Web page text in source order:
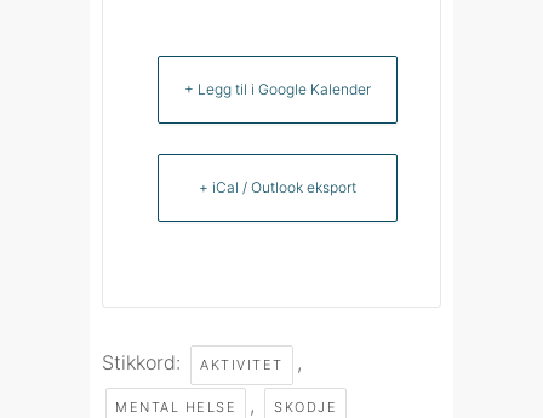
+ Legg til i Google Kalender
+ iCal / Outlook eksport
Stikkord: AKTIVITET ,
MENTAL HELSE , SKODJE